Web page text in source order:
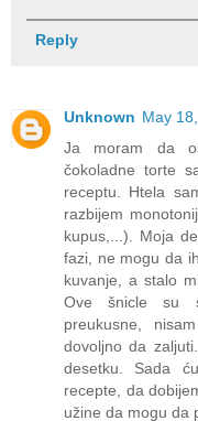
Reply
Unknown May
Ja moram da
čokoladne torte
receptu. Htela
razbijem
kupus,...). Moja
fazi, ne mogu da
kuvanje, a stalo
Ove šnicle su
preukusne,
dovoljno da
desetku. Sada
recepte, da
užine da mogu da